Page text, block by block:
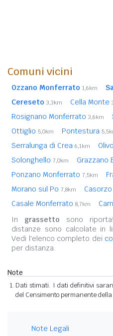
Comuni vicini
Ozzano Monferrato 1,6km
Cereseto 3,3km Cella Monte
Rosignano Monferrato 3,6km
Ottiglio 5,0km Pontestura
Serralunga di Crea 6,1km
Solonghello 7,0km Grazzano
Ponzano Monferrato 7,5km
Morano sul Po 7,8km
Casale Monferrato 8,7km
In grassetto sono
distanze sono calcolate in
Vedi l'elenco completo dei
per distanza.
Note
Dati stimati. I dati definitivi
del Censimento permanente della
Note Legali